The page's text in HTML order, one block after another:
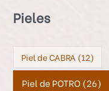
s
Pieles
Piel de CABRA (12)
Piel de POTRO(26)